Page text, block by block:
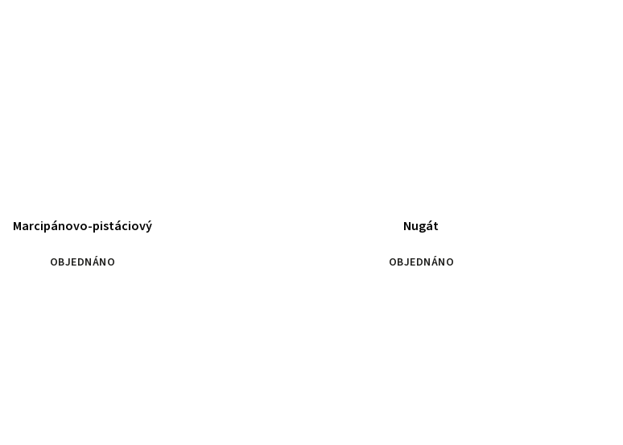
Marcipánovo-pistáciový
OBJEDNÁNO
Nugát
OBJEDNÁNO